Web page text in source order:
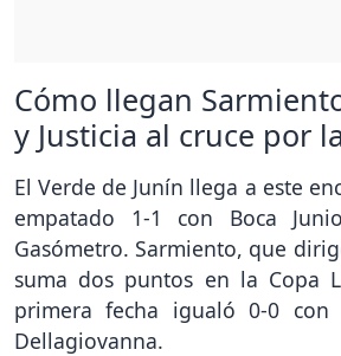
Cómo llegan
y Justicia al cruce por
El Verde de Junín llega a este
empatado 1-1 con Boca
Gasómetro. Sarmiento, que
suma dos puntos en la Copa
primera fecha igualó 0-0 con
Dellagiovanna.